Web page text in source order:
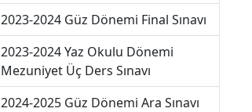
2023-2024 Güz Dönemi Final Sınavı
2023-2024 Yaz Okulu Dönemi
Mezuniyet Üç Ders Sınavı
2024-2025 Güz Dönemi Ara Sınavı